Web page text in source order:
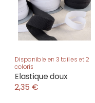
Disponible en 3 tailles et 2
coloris
Elastique doux
2,35 €